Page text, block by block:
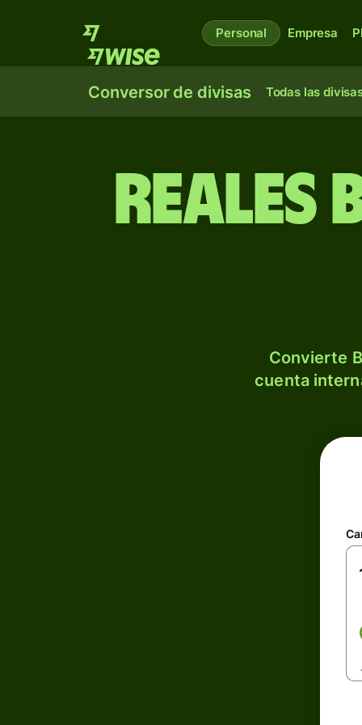
Personal Empresa
Conversor de divisas Todas las
Convierte
cuenta